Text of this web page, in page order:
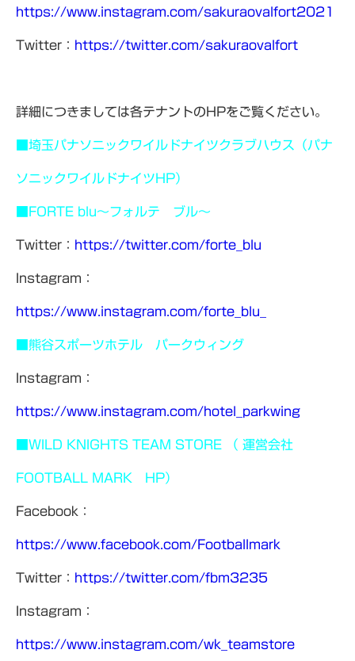
https://www.instagram.com/sakuraovalfort2021
Twitter： https://twitter.com/sakuraovalfort
詳細につきましては各テナントのHPをご覧ください。
■埼玉パナソニックワイルドナイツクラブハウス（パナ
ソニックワイルドナイツHP）
FORTE blu～フォルテ ブル～
Twitter： https://twitter.com/forte_blu
Instagram：
https://www.instagram.com/forte_blu_
■熊谷スポーツホテル パークウィング
Instagram：
https://www.instagram.com/hotel_parkwing
■WILD KNIGHTS TEAM STORE （ 運営会社
FOOTBALL MARK HP）
Facebook：
https://www.facebook.com/Footballmark
Twitter： https://twitter.com/fbm3235
Instagram：
https://www.instagram.com/wk_teamstore